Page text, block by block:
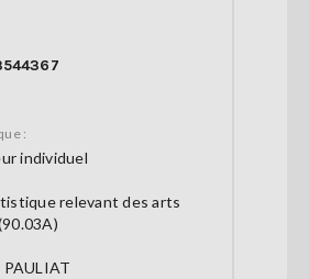
:
individuel
relevant des arts
PAULIAT